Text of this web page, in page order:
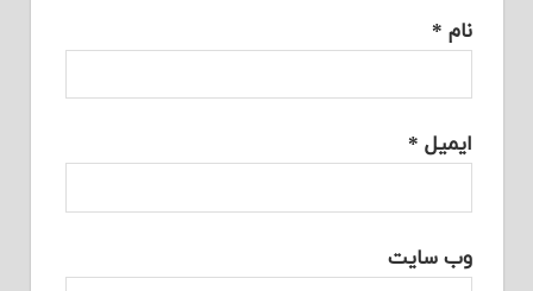
نام *
ایمیل *
وب‌ سایت